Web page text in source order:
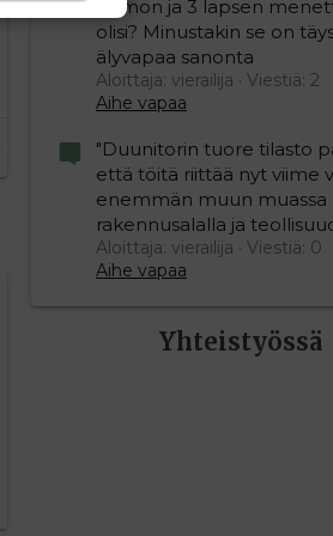
editoriin…
vaimon ja 3 lapsen
olisi? Minustakin se on
älyvapaa sanonta
Aloittaja: vierailija
Viestiä: 2
Aihe vapaa
"Duunitorin tuore tilasto
että töitä riittää nyt viime
enemmän muun muassa
rakennusalalla ja
Aloittaja: vierailija
Viestiä: 0
Aihe vapaa
Yhteistyössä